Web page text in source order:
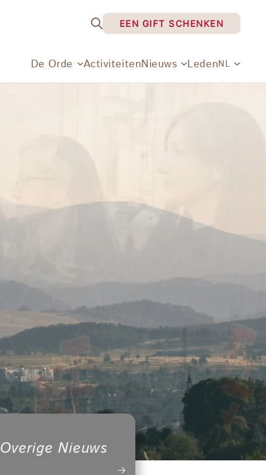
EEN GIFT SCHENKEN
De Orde ActiviteitenNieuws LedenNL
Overige Nieuws